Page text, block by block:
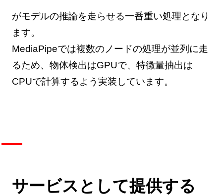
がモデルの推論を走らせる一番重い処理となり
ます。
MediaPipeでは複数のノードの処理が並列に走
るため、物体検出はGPUで、特徴量抽出は
CPUで計算するよう実装しています。
サービスとして提供する